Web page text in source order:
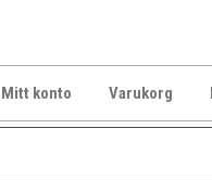
Mitt konto Varukorg